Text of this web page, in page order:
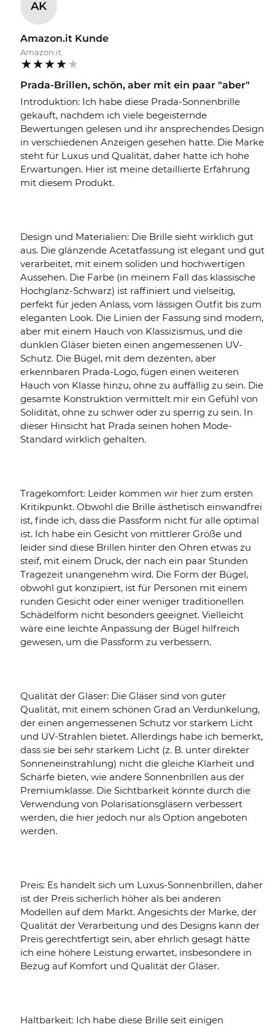
AK
Amazon.it Kunde
Amazon.it
Prada-Brillen, schön, aber mit ein paar "aber"
Introduktion: Ich habe diese Prada-Sonnenbrille
gekauft, nachdem ich viele begeisternde
Bewertungen gelesen und ihr ansprechendes Design
in verschiedenen Anzeigen gesehen hatte. Die Marke
steht für Luxus und Qualität, daher hatte ich hohe
Erwartungen. Hier ist meine detaillierte Erfahrung
mit diesem Produkt.
Design und Materialien: Die Brille sieht wirklich gut
aus. Die glänzende Acetatfassung ist elegant und gut
verarbeitet, mit einem soliden und hochwertigen
Aussehen. Die Farbe (in meinem Fall das klassische
Hochglanz-Schwarz) ist raffiniert und vielseitig,
perfekt für jeden Anlass, vom lässigen Outfit bis zum
eleganten Look. Die Linien der Fassung sind modern,
aber mit einem Hauch von Klassizismus, und die
dunklen Gläser bieten einen angemessenen UV-
Schutz. Die Bügel, mit dem dezenten, aber
erkennbaren Prada-Logo, fügen einen weiteren
Hauch von Klasse hinzu, ohne zu auffällig zu sein. Die
gesamte Konstruktion vermittelt mir ein Gefühl von
Solidität, ohne zu schwer oder zu sperrig zu sein. In
dieser Hinsicht hat Prada seinen hohen Mode-
Standard wirklich gehalten.
Tragekomfort: Leider kommen wir hier zum ersten
Kritikpunkt. Obwohl die Brille ästhetisch einwandfrei
ist, finde ich, dass die Passform nicht für alle optimal
ist. Ich habe ein Gesicht von mittlerer Größe und
leider sind diese Brillen hinter den Ohren etwas zu
steif, mit einem Druck, der nach ein paar Stunden
Tragezeit unangenehm wird. Die Form der Bügel,
obwohl gut konzipiert, ist für Personen mit einem
runden Gesicht oder einer weniger traditionellen
Schädelform nicht besonders geeignet. Vielleicht
wäre eine leichte Anpassung der Bügel hilfreich
gewesen, um die Passform zu verbessern.
Qualität der Gläser: Die Gläser sind von guter
Qualität, mit einem schönen Grad an Verdunkelung,
der einen angemessenen Schutz vor starkem Licht
und UV-Strahlen bietet. Allerdings habe ich bemerkt,
dass sie bei sehr starkem Licht (z. B. unter direkter
Sonneneinstrahlung) nicht die gleiche Klarheit und
Schärfe bieten, wie andere Sonnenbrillen aus der
Premiumklasse. Die Sichtbarkeit könnte durch die
Verwendung von Polarisationsgläsern verbessert
werden, die hier jedoch nur als Option angeboten
werden.
Preis: Es handelt sich um Luxus-Sonnenbrillen, daher
ist der Preis sicherlich höher als bei anderen
Modellen auf dem Markt. Angesichts der Marke, der
Qualität der Verarbeitung und des Designs kann der
Preis gerechtfertigt sein, aber ehrlich gesagt hätte
ich eine höhere Leistung erwartet, insbesondere in
Bezug auf Komfort und Qualität der Gläser.
Haltbarkeit: Ich habe diese Brille seit einigen